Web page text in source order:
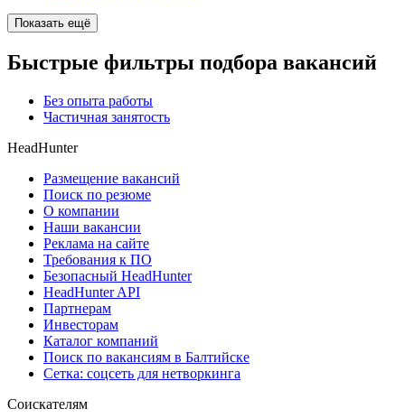
Показать ещё
Быстрые фильтры подбора вакансий
Без опыта работы
Частичная занятость
HeadHunter
Размещение вакансий
Поиск по резюме
О компании
Наши вакансии
Реклама на сайте
Требования к ПО
Безопасный HeadHunter
HeadHunter API
Партнерам
Инвесторам
Каталог компаний
Поиск по вакансиям в Балтийске
Сетка: соцсеть для нетворкинга
Соискателям